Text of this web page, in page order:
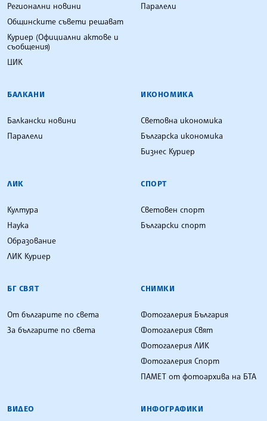
Регионални новини
Общинските съвети решават
Куриер (Официални актове и
съобщения)
ЦИК
Паралели
БАЛКАНИ
Балкански новини
Паралели
ИКОНОМИКА
Световна икономика
Българска икономика
Бизнес Куриер
ЛИК
Култура
Наука
Образование
ЛИК Куриер
СПОРТ
Световен спорт
Български спорт
БГ СВЯТ
От българите по света
За българите по света
СНИМКИ
Фотогалерия България
Фотогалерия Свят
Фотогалерия ЛИК
Фотогалерия Спорт
ПАМЕТ от фотоархива на БТА
ВИДЕО ИНФОГРАФИКИ